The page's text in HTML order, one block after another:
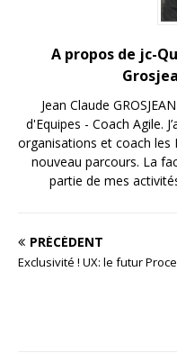
A propos de jc-
Jean Claude
d'Equipes - Coach Agile.
organisations et coach les
nouveau parcours. La
partie de mes
PRÉCÉDENT
Exclusivité ! UX: le futur